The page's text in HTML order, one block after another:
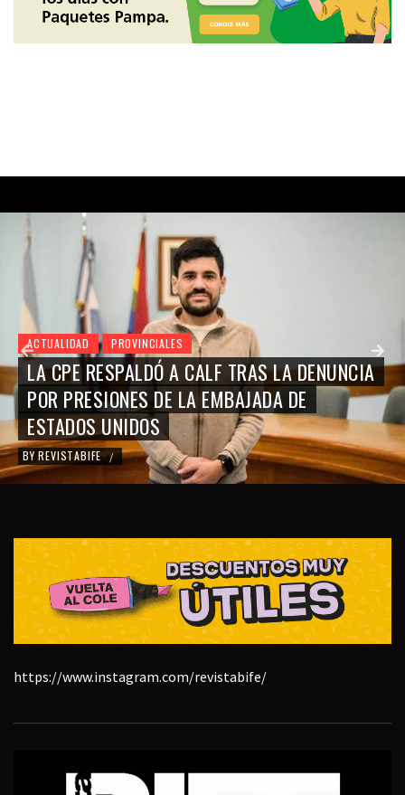
ACTUALIDAD PROVINCIALES
LA CPE RESPALDÓ A CALF TRAS LA DENUNCIA
POR PRESIONES DE LA EMBAJADA DE
ESTADOS UNIDOS
BY REVISTABIFE /
https://www.instagram.com/revistabife/